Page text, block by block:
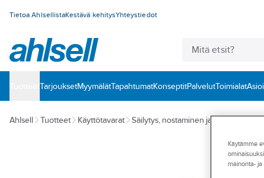
Tietoa AhlsellistaKestävä kehitysYhteystiedot
‎TarjouksetMyymälätTapahtumatKonseptitPalvelutToimialat
Ahlsell Tuotteet Käyttötavarat Säilytys, nostaminen ja käsittely
Käytämme
mainonta-